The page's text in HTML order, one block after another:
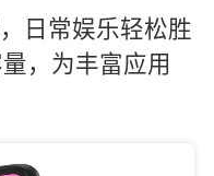
日常娱乐轻松胜
，为丰富应用